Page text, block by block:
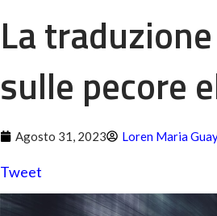
La
sulle pecore
Agosto 31, 2023 Loren Maria
Tweet